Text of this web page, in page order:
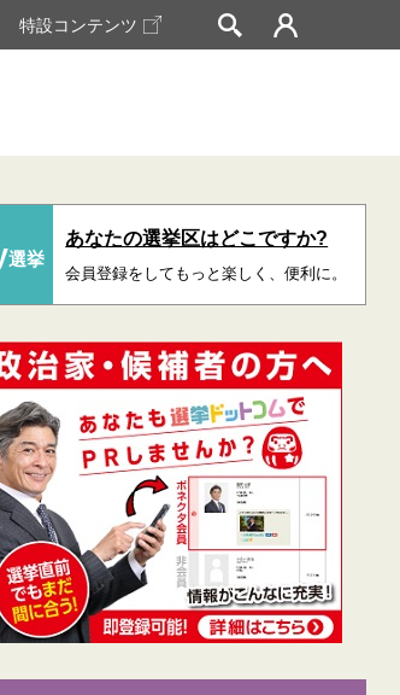
特設コンテンツ
選挙
あなたの選挙区はどこですか?
会員登録をしてもっと楽しく、便利に。